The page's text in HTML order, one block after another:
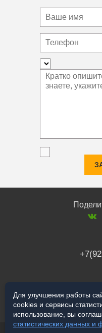
Для улучшения работы
cookies и сервисы
использование, вы
статистических данных и